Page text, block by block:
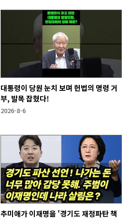
대통령이 당원 눈치 보며 헌법의 명령 거
부, 발목 잡혔다!
2026-8-6
추미애가 이재명을 '경기도 재정파탄 책